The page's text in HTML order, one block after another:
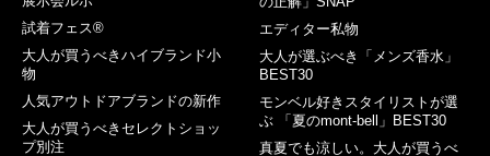
試着フェス®︎
大人が買うべきハイブランド小
物
人気アウトドアブランドの新作
大人が買うべきセレクトショッ
プ別注
エディター私物
大人が選ぶべき「メンズ香水」
BEST30
モンベル好きスタイリストが選
ぶ 「夏のmont-bell」BEST30
真夏でも涼しい。大人が買うべ